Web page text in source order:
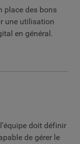
place des bons
une utilisation
en général.
doit définir
de gérer le